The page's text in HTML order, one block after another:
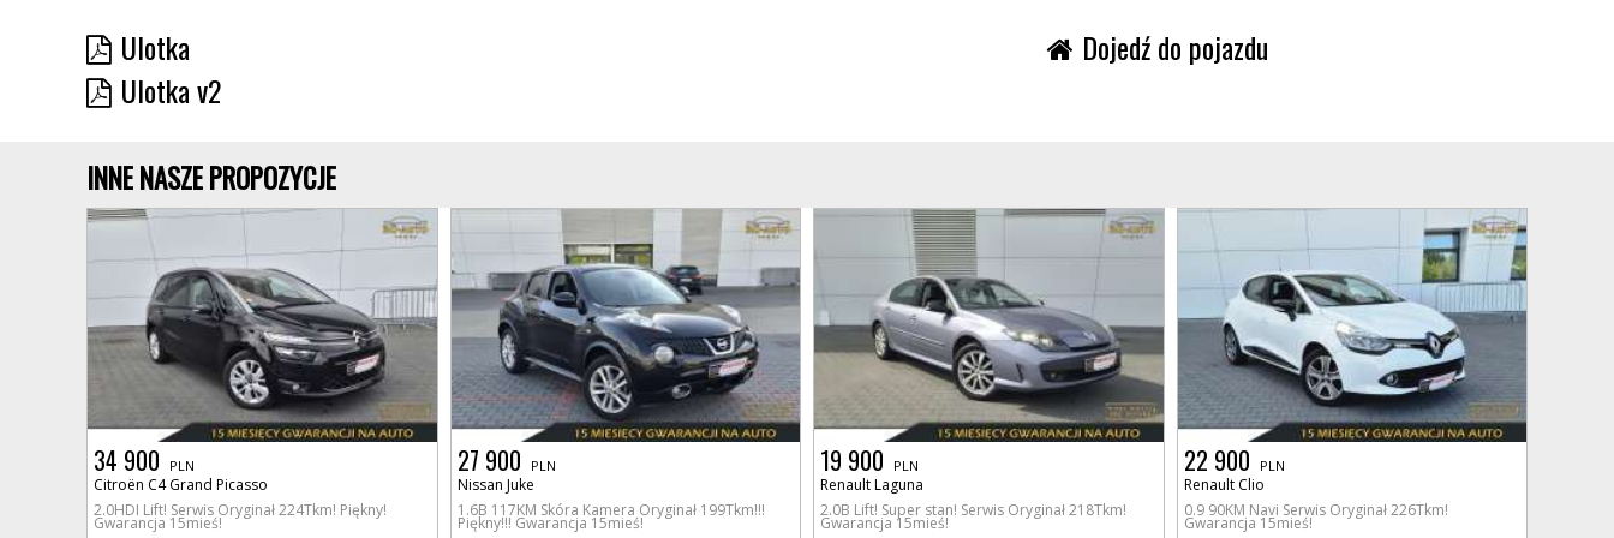
Ulotka
Ulotka v2
Dojedź do pojazdu
INNE NASZE PROPOZYCJE
34 900 PLN
Citroën C4 Grand Picasso
2.0HDI Lift! Serwis Oryginał 224Tkm! Piękny!
Gwarancja 15mieś!
27 900 PLN
Nissan Juke
1.6B 117KM Skóra Kamera Oryginał 199Tkm!!!
Piękny!!! Gwarancja 15mieś!
19 900 PLN
Renault Laguna
2.0B Lift! Super stan! Serwis Oryginał 218Tkm!
Gwarancja 15mieś!
22 900 PLN
Renault Clio
0.9 90KM Navi Serwis Oryginał 226Tkm!
Gwarancja 15mieś!